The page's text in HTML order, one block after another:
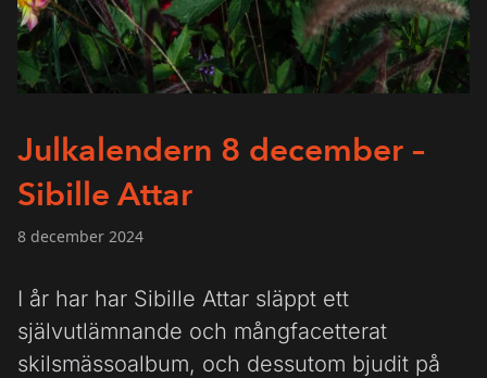
Julkalendern 8 december –
Sibille Attar
8 december 2024
I år har har Sibille Attar släppt ett
självutlämnande och mångfacetterat
skilsmässoalbum, och dessutom bjudit på